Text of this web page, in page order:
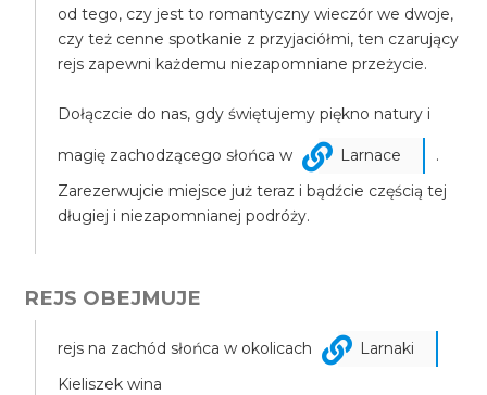
od tego, czy jest to romantyczny wieczór we dwoje,
czy też cenne spotkanie z przyjaciółmi, ten czarujący
rejs zapewni każdemu niezapomniane przeżycie.
Dołączcie do nas, gdy świętujemy piękno natury i
magię zachodzącego słońca w Larnace
.
Zarezerwujcie miejsce już teraz i bądźcie częścią tej
długiej i niezapomnianej podróży.
REJS OBEJMUJE
rejs na zachód słońca w okolicach
Larnaki
Kieliszek wina